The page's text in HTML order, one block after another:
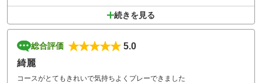
続きを見る
総合評価
5.0
綺麗
コースがとてもきれいで気持ちよくプレーできました